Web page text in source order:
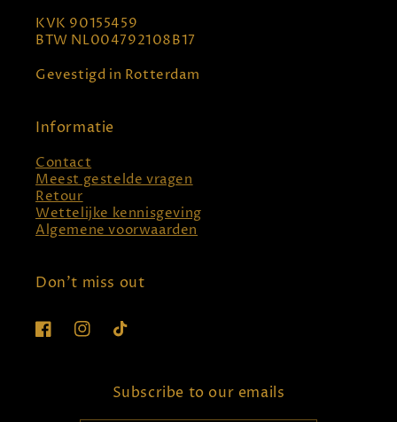
KVK 90155459
BTW NL004792108B17
Gevestigd in Rotterdam
Informatie
Contact
Meest gestelde vragen
Retour
Wettelijke kennisgeving
Algemene voorwaarden
Don't miss out
FacebookInstagram
TikTok
Subscribe to our emails